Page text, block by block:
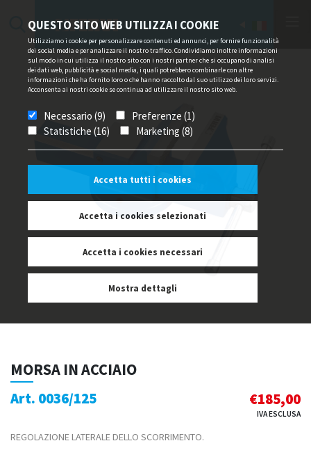
QUESTO SITO WEB UTILIZZA I COOKIE
Utilizziamo i cookie per personalizzare contenuti ed annunci, per fornire funzionalità
dei social media e per analizzare il nostro traffico. Condividiamo inoltre informazioni
sul modo in cui utilizza il nostro sito con i nostri partner che si occupano di analisi
dei dati web, pubblicità e social media, i quali potrebbero combinarle con altre
informazioni che ha fornito loro o che hanno raccolto dal suo utilizzo dei loro servizi.
Acconsenta ai nostri cookie se continua ad utilizzare il nostro sito web.
Necessario (9)
Preferenze (1)
Statistiche (16)
Marketing (8)
Accetta tutti i cookies
Accetta i cookies selezionati
Accetta i cookies necessari
Mostra dettagli
MORSA IN ACCIAIO
Art. 0036/125 €185,00
IVA ESCLUSA
REGOLAZIONE LATERALE DELLO SCORRIMENTO.